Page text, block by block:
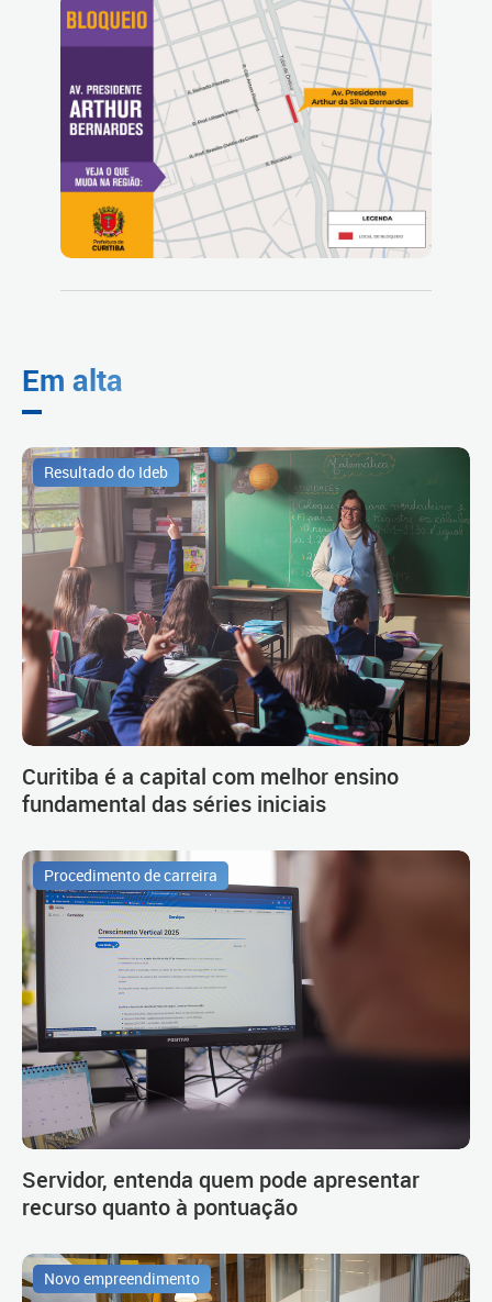
Em alta
Resultado do Ideb
Curitiba é a capital com melhor ensino
fundamental das séries iniciais
Procedimento de carreira
Servidor, entenda quem pode apresentar
recurso quanto à pontuação
Novo empreendimento